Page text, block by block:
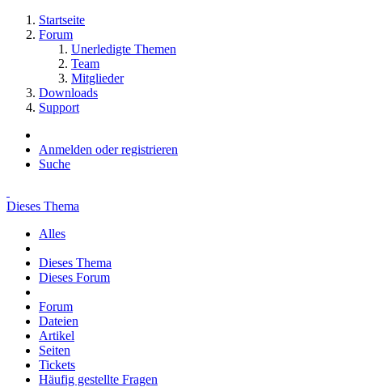
Startseite
Forum
Unerledigte Themen
Team
Mitglieder
Downloads
Support
Anmelden oder registrieren
Suche
Dieses Thema
Alles
Dieses Thema
Dieses Forum
Forum
Dateien
Artikel
Seiten
Tickets
Häufig gestellte Fragen